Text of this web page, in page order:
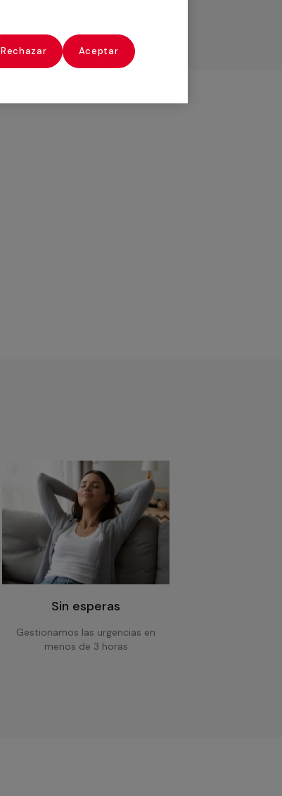
Sin esperas
Gestionamos las urgencias en
menos de 3 horas
Rechazar Aceptar